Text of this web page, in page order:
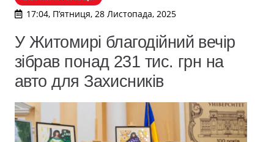
17:04, П’ятниця, 28 Листопада, 2025
У Житомирі благодійний вечір
зібрав понад 231 тис. грн на
авто для Захисників